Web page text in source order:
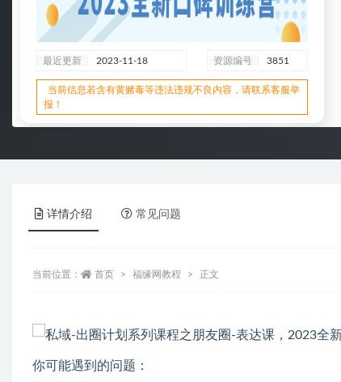
最近更新 2023-11-18 资源编号 3851
当前信息若含有黄赌毒等违法违规不良内容，请联系客服举
报！
详情介绍 常见问题
当前位置： 首页 福缘网教程 正文
你可能遇到的问题：